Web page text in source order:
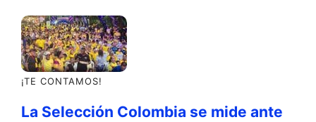
¡TE CONTAMOS!
La Selección Colombia se mide ante